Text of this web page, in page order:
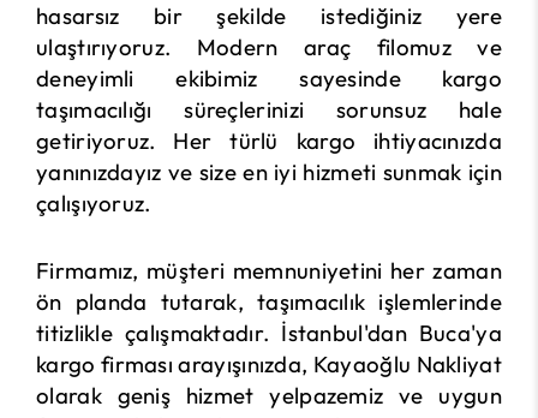
hasarsız bir şekilde istediğiniz yere
ulaştırıyoruz. Modern araç filomuz ve
deneyimli ekibimiz sayesinde kargo
taşımacılığı süreçlerinizi sorunsuz hale
getiriyoruz. Her türlü kargo ihtiyacınızda
yanınızdayız ve size en iyi hizmeti sunmak için
çalışıyoruz.
Firmamız, müşteri memnuniyetini her zaman
ön planda tutarak, taşımacılık işlemlerinde
titizlikle çalışmaktadır. İstanbul'dan Buca'ya
kargo firması arayışınızda, Kayaoğlu Nakliyat
olarak geniş hizmet yelpazemiz ve uygun